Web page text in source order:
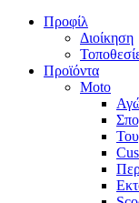
Προφίλ
Διοίκηση
Προϊόντα
Moto